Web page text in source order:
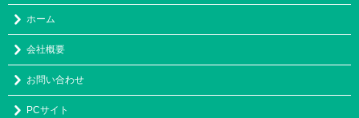
ホーム
会社概要
お問い合わせ
PCサイト